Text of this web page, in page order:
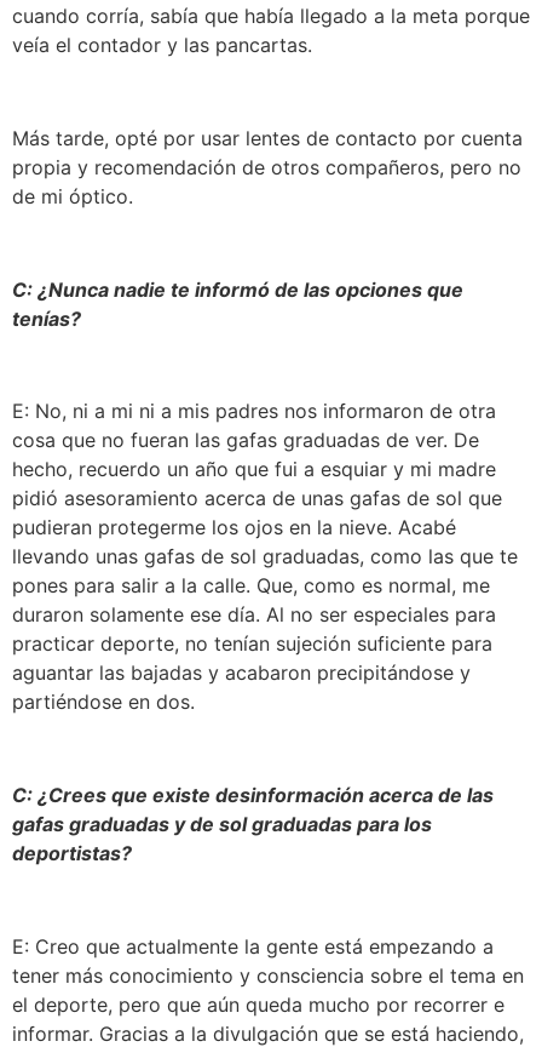
cuando corría, sabía que había llegado a la meta porque
veía el contador y las pancartas.
Más tarde, opté por usar lentes de contacto por cuenta
propia y recomendación de otros compañeros, pero no
de mi óptico.
C: ¿Nunca nadie te informó de las opciones que
tenías?
E: No, ni a mi ni a mis padres nos informaron de otra
cosa que no fueran las gafas graduadas de ver. De
hecho, recuerdo un año que fui a esquiar y mi madre
pidió asesoramiento acerca de unas gafas de sol que
pudieran protegerme los ojos en la nieve. Acabé
llevando unas gafas de sol graduadas, como las que te
pones para salir a la calle. Que, como es normal, me
duraron solamente ese día. Al no ser especiales para
practicar deporte, no tenían sujeción suficiente para
aguantar las bajadas y acabaron precipitándose y
partiéndose en dos.
C: ¿Crees que existe desinformación acerca de las
gafas graduadas y de sol graduadas para los
deportistas?
E: Creo que actualmente la gente está empezando a
tener más conocimiento y consciencia sobre el tema en
el deporte, pero que aún queda mucho por recorrer e
informar. Gracias a la divulgación que se está haciendo,